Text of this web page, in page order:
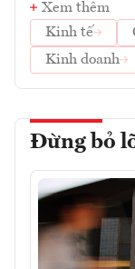
Xem thêm
Kinh tế
Kinh doanh
Đừng bỏ